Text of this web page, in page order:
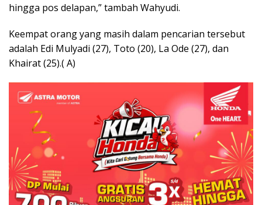
hingga pos delapan,” tambah Wahyudi.
Keempat orang yang masih dalam pencarian tersebut
adalah Edi Mulyadi (27), Toto (20), La Ode (27), dan
Khairat (25).( A)